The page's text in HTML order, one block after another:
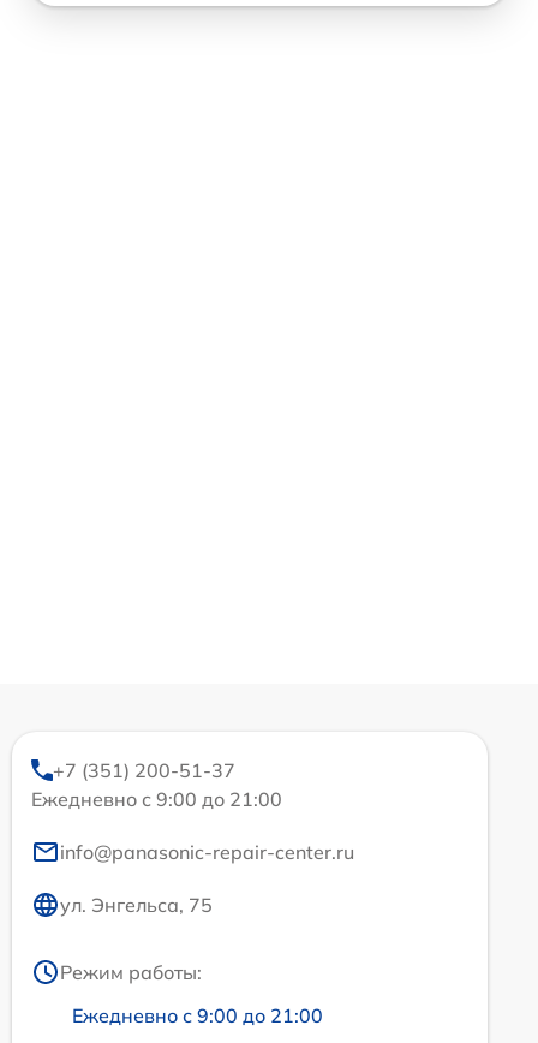
+7 (351) 200-51-37
Ежедневно с 9:00 до 21:00
info@panasonic-repair-center.ru
ул. Энгельса, 75
Режим работы:
Ежедневно с 9:00 до 21:00